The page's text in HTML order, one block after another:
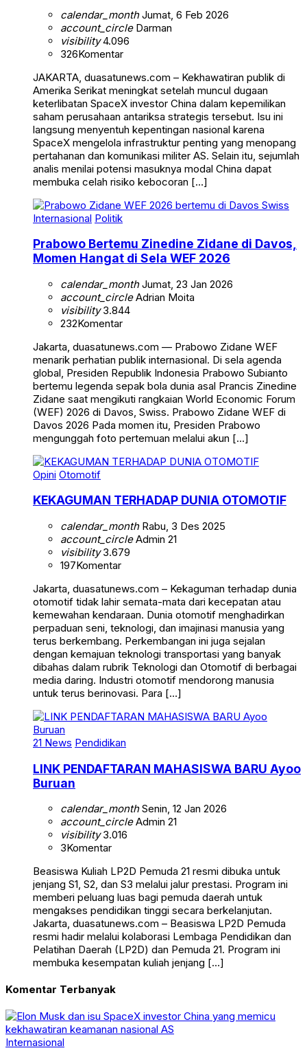
calendar_monthJumat, 6 Feb 2026
account_circleDarman
visibility4.096
326Komentar
JAKARTA, duasatunews.com – Kekhawatiran publik di
Amerika Serikat meningkat setelah muncul dugaan
keterlibatan SpaceX investor China dalam kepemilikan
saham perusahaan antariksa strategis tersebut. Isu ini
langsung menyentuh kepentingan nasional karena
SpaceX mengelola infrastruktur penting yang menopang
pertahanan dan komunikasi militer AS. Selain itu, sejumlah
analis menilai potensi masuknya modal China dapat
membuka celah risiko kebocoran […]
Internasional Politik
Prabowo Bertemu Zinedine Zidane di Davos,
Momen Hangat di Sela WEF 2026
calendar_monthJumat, 23 Jan 2026
account_circleAdrian Moita
visibility3.844
232Komentar
Jakarta, duasatunews.com — Prabowo Zidane WEF
menarik perhatian publik internasional. Di sela agenda
global, Presiden Republik Indonesia Prabowo Subianto
bertemu legenda sepak bola dunia asal Prancis Zinedine
Zidane saat mengikuti rangkaian World Economic Forum
(WEF) 2026 di Davos, Swiss. Prabowo Zidane WEF di
Davos 2026 Pada momen itu, Presiden Prabowo
mengunggah foto pertemuan melalui akun […]
Opini Otomotif
KEKAGUMAN TERHADAP DUNIA OTOMOTIF
calendar_monthRabu, 3 Des 2025
account_circleAdmin 21
visibility3.679
197Komentar
Jakarta, duasatunews.com – Kekaguman terhadap dunia
otomotif tidak lahir semata-mata dari kecepatan atau
kemewahan kendaraan. Dunia otomotif menghadirkan
perpaduan seni, teknologi, dan imajinasi manusia yang
terus berkembang. Perkembangan ini juga sejalan
dengan kemajuan teknologi transportasi yang banyak
dibahas dalam rubrik Teknologi dan Otomotif di berbagai
media daring. Industri otomotif mendorong manusia
untuk terus berinovasi. Para […]
21 News Pendidikan
LINK PENDAFTARAN MAHASISWA BARU Ayoo
Buruan
calendar_monthSenin, 12 Jan 2026
account_circleAdmin 21
visibility3.016
3Komentar
Beasiswa Kuliah LP2D Pemuda 21 resmi dibuka untuk
jenjang S1, S2, dan S3 melalui jalur prestasi. Program ini
memberi peluang luas bagi pemuda daerah untuk
mengakses pendidikan tinggi secara berkelanjutan.
Jakarta, duasatunews.com – Beasiswa LP2D Pemuda
resmi hadir melalui kolaborasi Lembaga Pendidikan dan
Pelatihan Daerah (LP2D) dan Pemuda 21. Program ini
membuka kesempatan kuliah jenjang […]
Komentar Terbanyak
Internasional